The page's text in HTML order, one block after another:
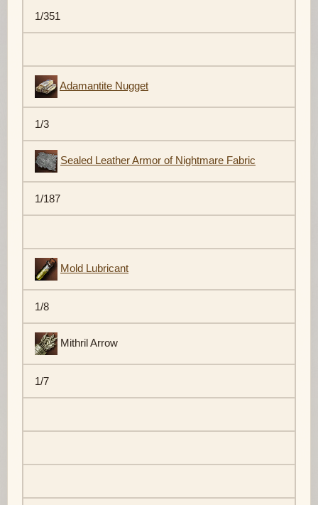
1/351
Adamantite Nugget
1/3
Sealed Leather Armor of Nightmare Fabric
1/187
Mold Lubricant
1/8
Mithril Arrow
1/7